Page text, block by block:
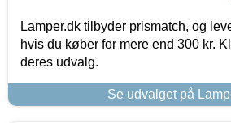
Lamper.dk tilbyder prismatch, og
hvis du køber for mere end 300 kr.
deres udvalg.
Se udvalget på